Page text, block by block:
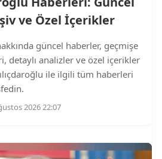
ve Özel İçerikler
güncel haberler, geçmişe
detaylı analizler ve özel içerikler
ile ilgili tüm haberleri
2026 22:07